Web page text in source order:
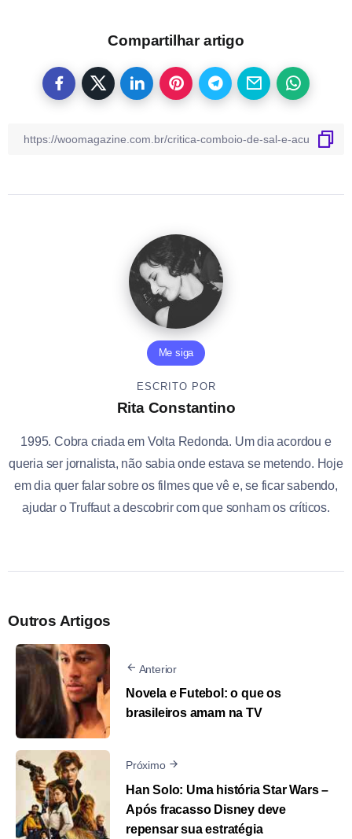
Compartilhar artigo
Me siga
ESCRITO POR
Rita Constantino
1995. Cobra criada em Volta Redonda. Um dia acordou e
queria ser jornalista, não sabia onde estava se metendo. Hoje
em dia quer falar sobre os filmes que vê e, se ficar sabendo,
ajudar o Truffaut a descobrir com que sonham os críticos.
Outros Artigos
Anterior
Novela e Futebol: o que os
brasileiros amam na TV
Próximo
Han Solo: Uma história Star Wars –
Após fracasso Disney deve
repensar sua estratégia